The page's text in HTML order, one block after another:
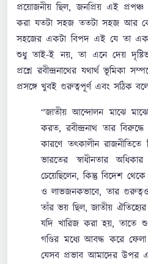
প্রয়োজনীয় ছিল, জনপ্রিয় এই
করা যতটা সহজ ততটা সহজ আর
সহজের একটা বিপদ এই যে তা
শুধু তাই-ই নয়, তা এনে দেয়
প্রশ্নে রবীন্দ্রনাথের যথার্থ ভূমিকা
প্রসঙ্গে খুবই গুরুত্বপূর্ণ এবং সঠিক
“জাতীয় আন্দোলন মাঝে
করত, রবীন্দ্রনাথ তার
কারণে তৎকালীন রাজনীতিতে
ভারতের স্বাধীনতার
চেয়েছিলেন, কিন্তু বিদেশ
ও লাভজনকভাবে, তার গুরুত্বও
তাঁর ভয় ছিল, জাতীয় ঐতিহ্যের
যদি খারিজ করা হয়, তাতে
গণ্ডির মধ্যে আবদ্ধ করে
যেসব প্রভাব আমাদের উপর